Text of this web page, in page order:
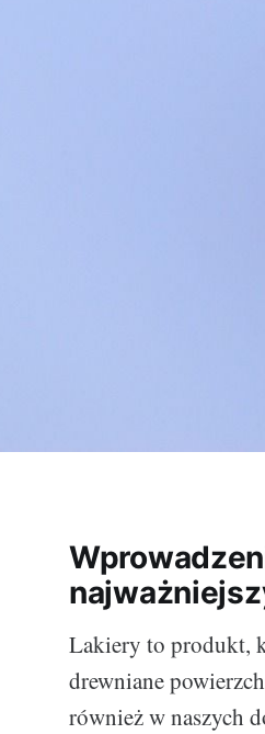
Lakiery to produkt,
drewniane
również w naszych